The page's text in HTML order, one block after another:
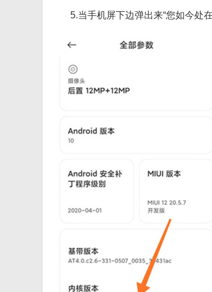
5.当手机屏下边弹出来“您如今处在